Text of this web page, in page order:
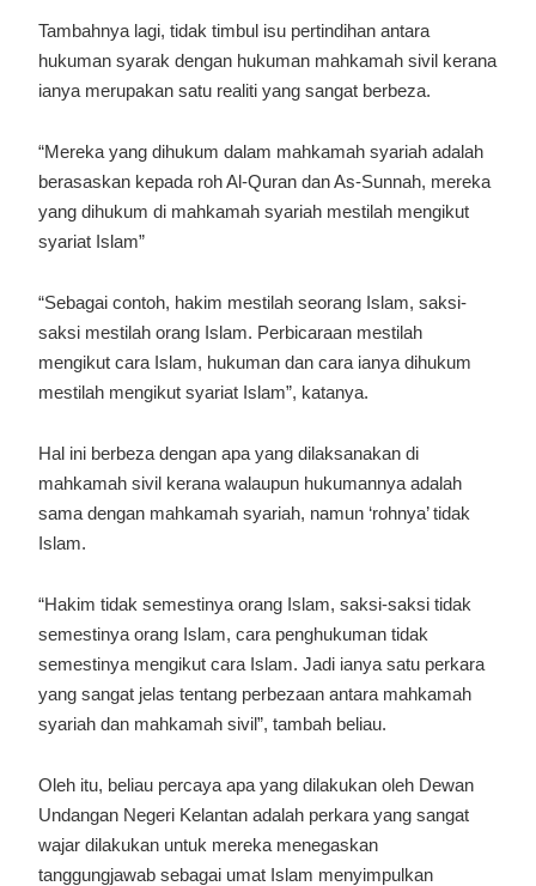
Tambahnya lagi, tidak timbul isu pertindihan antara
hukuman syarak dengan hukuman mahkamah sivil kerana
ianya merupakan satu realiti yang sangat berbeza.
“Mereka yang dihukum dalam mahkamah syariah adalah
berasaskan kepada roh Al-Quran dan As-Sunnah, mereka
yang dihukum di mahkamah syariah mestilah mengikut
syariat Islam”
“Sebagai contoh, hakim mestilah seorang Islam, saksi-
saksi mestilah orang Islam. Perbicaraan mestilah
mengikut cara Islam, hukuman dan cara ianya dihukum
mestilah mengikut syariat Islam”, katanya.
Hal ini berbeza dengan apa yang dilaksanakan di
mahkamah sivil kerana walaupun hukumannya adalah
sama dengan mahkamah syariah, namun ‘rohnya’ tidak
Islam.
“Hakim tidak semestinya orang Islam, saksi-saksi tidak
semestinya orang Islam, cara penghukuman tidak
semestinya mengikut cara Islam. Jadi ianya satu perkara
yang sangat jelas tentang perbezaan antara mahkamah
syariah dan mahkamah sivil”, tambah beliau.
Oleh itu, beliau percaya apa yang dilakukan oleh Dewan
Undangan Negeri Kelantan adalah perkara yang sangat
wajar dilakukan untuk mereka menegaskan
tanggungjawab sebagai umat Islam menyimpulkan